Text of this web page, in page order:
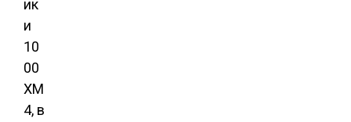
ик
и
10
00
XM
4, в